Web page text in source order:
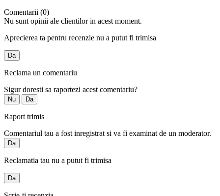
Comentarii (0)
Nu sunt opinii ale clientilor in acest moment.
Aprecierea ta pentru recenzie nu a putut fi trimisa
Da
Reclama un comentariu
Sigur doresti sa raportezi acest comentariu?
Nu Da
Raport trimis
Comentariul tau a fost inregistrat si va fi examinat de un moderator.
Da
Reclamatia tau nu a putut fi trimisa
Da